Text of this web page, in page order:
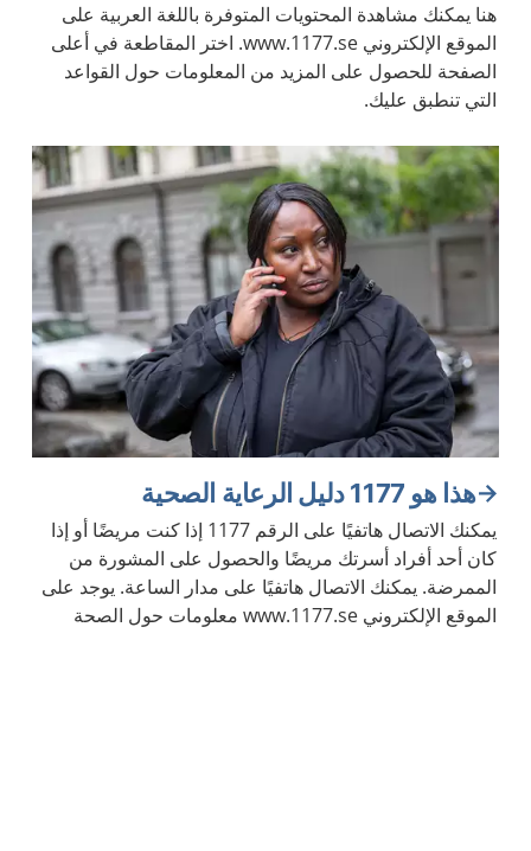
هنا يمكنك مشاهدة المحتويات المتوفرة باللغة العربية على
الموقع الإلكتروني www.1177.se. اختر المقاطعة في أعلى
الصفحة للحصول على المزيد من المعلومات حول القواعد
التي تنطبق عليك.
هذا هو 1177 دليل الرعاية الصحية
يمكنك الاتصال هاتفيًا على الرقم 1177 إذا كنت مريضًا أو إذا
كان أحد أفراد أسرتك مريضًا والحصول على المشورة من
الممرضة. يمكنك الاتصال هاتفيًا على مدار الساعة. يوجد على
الموقع الإلكتروني www.1177.se معلومات حول الصحة